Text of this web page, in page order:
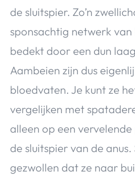
de sluitspier. Zo’n
sponsachtig netwerk
bedekt door een dun
Aambeien zijn dus
bloedvaten. Je kunt ze
vergelijken met
alleen op een
de sluitspier van de anus.
gezwollen dat ze naar